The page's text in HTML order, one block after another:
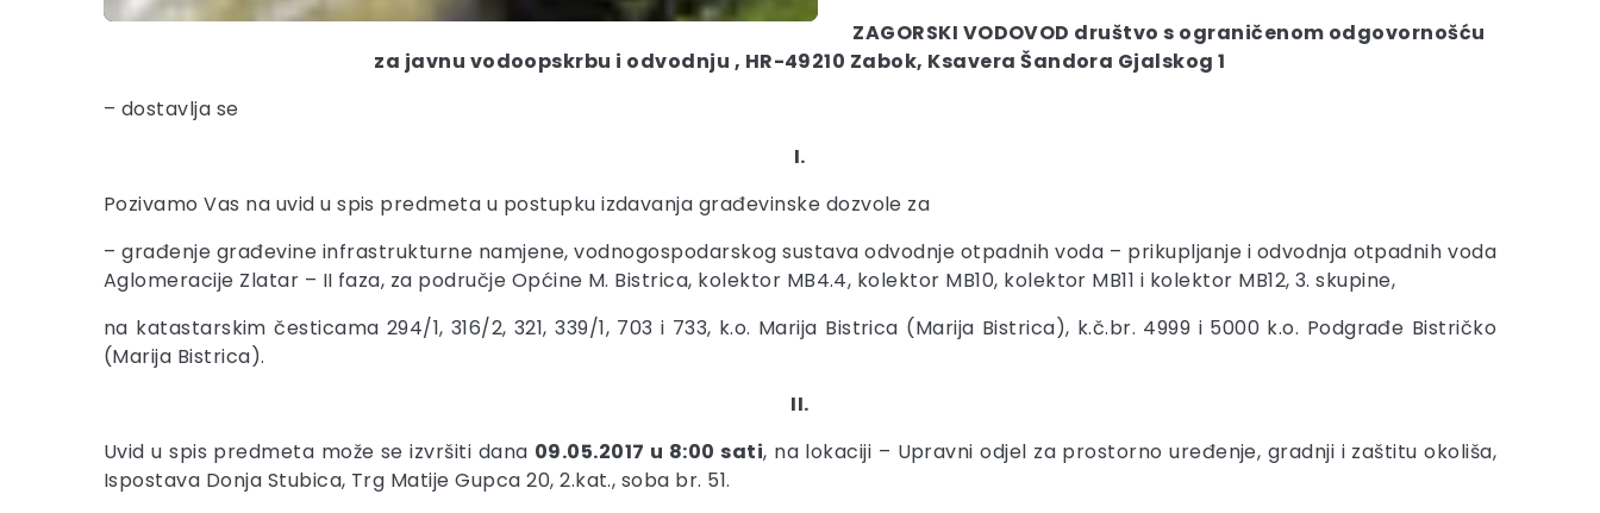
ZAGORSKI VODOVOD društvo s ograničenom odgovornošću
za javnu vodoopskrbu i odvodnju , HR-49210 Zabok, Ksavera Šandora Gjalskog 1
– dostavlja se
I.
Pozivamo Vas na uvid u spis predmeta u postupku izdavanja građevinske dozvole za
– građenje građevine infrastrukturne namjene, vodnogospodarskog sustava odvodnje otpadnih voda – prikupljanje i odvodnja otpadnih voda
Aglomeracije Zlatar – II faza, za područje Općine M. Bistrica, kolektor MB4.4, kolektor MB10, kolektor MB11 i kolektor MB12, 3. skupine,
na katastarskim česticama 294/1, 316/2, 321, 339/1, 703 i 733, k.o. Marija Bistrica (Marija Bistrica), k.č.br. 4999 i 5000 k.o. Podgrađe Bistričko
(Marija Bistrica).
II.
Uvid u spis predmeta može se izvršiti dana 09.05.2017 u 8:00 sati, na lokaciji – Upravni odjel za prostorno uređenje, gradnji i zaštitu okoliša,
Ispostava Donja Stubica, Trg Matije Gupca 20, 2.kat., soba br. 51.